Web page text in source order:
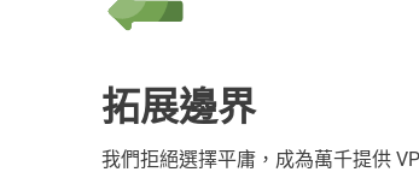
拓展邊界
我們拒絕選擇平庸，成為萬千提供